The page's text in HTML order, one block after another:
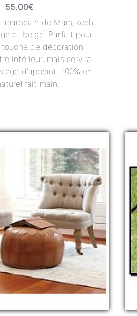
55.00€
marocain de Marrakech
et beige. Parfait pour
de décoration
intérieur, mais servira
d'appoint. 100% en
fait main.